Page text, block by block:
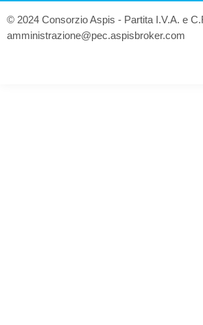
© 2024 Consorzio Aspis - Partita I.V.A. e
amministrazione@pec.aspisbroker.com